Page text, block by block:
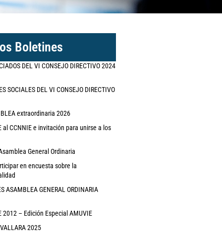
Boletines
DEL VI CONSEJO DIRECTIVO 2024
SOCIALES DEL VI CONSEJO DIRECTIVO
extraordinaria 2026
CCNNIE e invitación para unirse a los
General Ordinaria
en encuesta sobre la
ASAMBLEA GENERAL ORDINARIA
2012 – Edición Especial AMUVIE
2025